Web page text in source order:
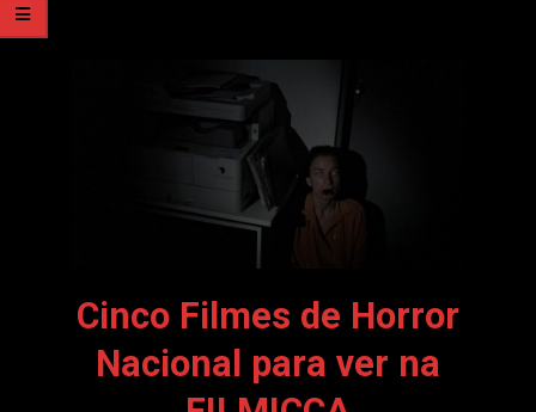
Cinco Filmes de Horror
Nacional para ver na